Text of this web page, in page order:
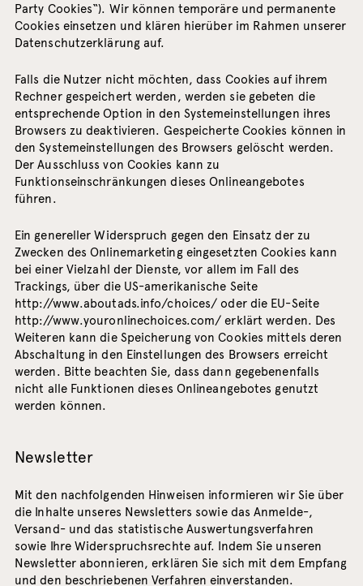
Party Cookies“). Wir können temporäre und permanente
Cookies einsetzen und klären hierüber im Rahmen unserer
Datenschutzerklärung auf.
Falls die Nutzer nicht möchten, dass Cookies auf ihrem
Rechner gespeichert werden, werden sie gebeten die
entsprechende Option in den Systemeinstellungen ihres
Browsers zu deaktivieren. Gespeicherte Cookies können in
den Systemeinstellungen des Browsers gelöscht werden.
Der Ausschluss von Cookies kann zu
Funktionseinschränkungen dieses Onlineangebotes
führen.
Ein genereller Widerspruch gegen den Einsatz der zu
Zwecken des Onlinemarketing eingesetzten Cookies kann
bei einer Vielzahl der Dienste, vor allem im Fall des
Trackings, über die US-amerikanische Seite
http://www.aboutads.info/choices/ oder die EU-Seite
http://www.youronlinechoices.com/ erklärt werden. Des
Weiteren kann die Speicherung von Cookies mittels deren
Abschaltung in den Einstellungen des Browsers erreicht
werden. Bitte beachten Sie, dass dann gegebenenfalls
nicht alle Funktionen dieses Onlineangebotes genutzt
werden können.
Newsletter
Mit den nachfolgenden Hinweisen informieren wir Sie über
die Inhalte unseres Newsletters sowie das Anmelde-,
Versand- und das statistische Auswertungsverfahren
sowie Ihre Widerspruchsrechte auf. Indem Sie unseren
Newsletter abonnieren, erklären Sie sich mit dem Empfang
und den beschriebenen Verfahren einverstanden.